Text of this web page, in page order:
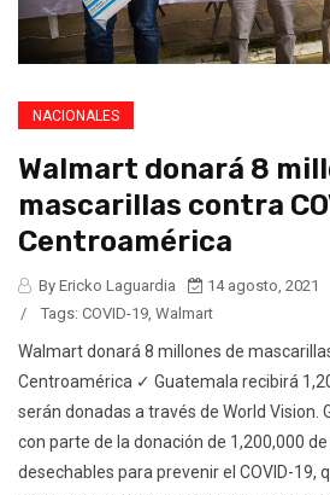
NACIONALES
Walmart donará 8
mascarillas contra
Centroamérica
By Ericko Laguardia
14 agosto, 2021
/
Tags: COVID-19, Walmart
Walmart donará 8 millones de
Centroamérica ✓ Guatemala recibirá
serán donadas a través de World Vision.
con parte de la donación de 1,200,000
desechables para prevenir el COVID-19,